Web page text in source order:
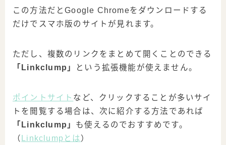
この方法だとGoogle Chromeをダウンロードする
だけでスマホ版のサイトが見れます。
ただし、複数のリンクをまとめて開くことのできる
「Linkclump」
という拡張機能が使えません。
ポイントサイト など、クリックすることが多いサイ
トを閲覧する場合は、次に紹介する方法であれば
「Linkclump」 も使えるのでおすすめです。
（
Linkclumpとは）